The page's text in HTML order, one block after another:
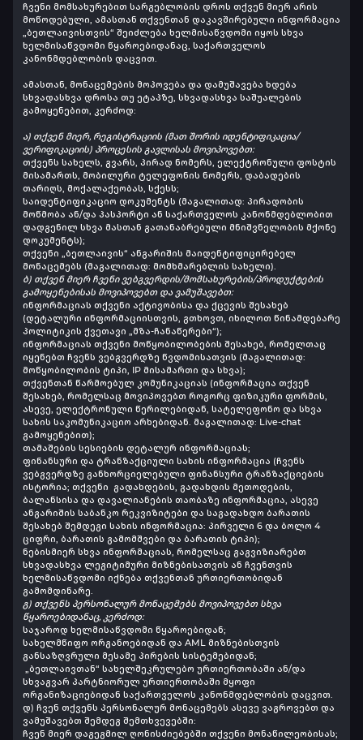
ჩვენი მომსახურებით სარგებლობის დროს თქვენ მიერ არის
მოწოდებული, ამასთან თქვენთან დაკავშირებული ინფორმაცია
„ბეთლაივისთვის“ შეიძლება ხელმისაწვდომი იყოს სხვა
ხელმისაწვდომი წყაროებიდანაც, საქართველოს
კანონმდებლობის დაცვით.
ამასთან, მონაცემების მოპოვება და დამუშავება ხდება
სხვადასხვა დროსა თუ ეტაპზე, სხვადასხვა საშუალების
გამოყენებით, კერძოდ:
ა) თქვენ მიერ, რეგისტრაციის (მათ შორის იდენტიფიკაცია/
ვერიფიკაციის) პროცესის გავლისას მოვიპოვებთ:
თქვენს სახელს, გვარს, პირად ნომერს, ელექტრონული ფოსტის
მისამართს, მობილური ტელეფონის ნომერს, დაბადების
თარიღს, მოქალაქეობას, სქესს;
საიდენტიფიკაციო დოკუმენტს (მაგალითად: პირადობის
მოწმობა ან/და პასპორტი ან საქართველოს კანონმდებლობით
დადგენილ სხვა მასთან გათანაბრებული მნიშვნელობის მქონე
დოკუმენტს);
თქვენი „ბეთლაივის“ ანგარიშის მაიდენტიფიცირებელ
მონაცემებს (მაგალითად: მომხმარებლის სახელი).
ბ) თქვენ მიერ ჩვენი ვებგვერდის/მომსახურების/პროდუქტების
გამოყენებისას მოვიპოვებთ და ვამუშავებთ:
ინფორმაციას თქვენი აქტივობისა და ქცევის შესახებ
(დეტალური ინფორმაციისთვის, გთხოვთ, იხილოთ წინამდებარე
პოლიტიკის ქვეთავი „მზა-ჩანაწერები“);
ინფორმაციას თქვენი მოწყობილობების შესახებ, რომელთაც
იყენებთ ჩვენს ვებგვერდზე წვდომისათვის (მაგალითად:
მოწყობილობის ტიპი, IP მისამართი და სხვა);
თქვენთან წარმოებულ კომუნიკაციას (ინფორმაცია თქვენ
შესახებ, რომელსაც მოვიპოვებთ როგორც ფიზიკური ფორმის,
ასევე, ელექტრონული წერილებიდან, სატელეფონო და სხვა
სახის საკომუნიკაციო არხებიდან. მაგალითად: Live-chat
გამოყენებით);
თამაშების სესიების დეტალურ ინფორმაციას;
ფინანსური და ტრანზაქციული სახის ინფორმაცია (ჩვენს
ვებგვერდზე განხორციელებული ფინანსური ტრანზაქციების
ისტორია; თქვენი გადახდების, გადახდის მეთოდების,
ბალანსისა და დავალიანების თაობაზე ინფორმაცია, ასევე
ანგარიშის საბანკო რეკვიზიტები და საგადახდო ბარათის
შესახებ შემდეგი სახის ინფორმაცია: პირველი 6 და ბოლო 4
ციფრი, ბარათის გამომშვები და ბარათის ტიპი);
ნებისმიერ სხვა ინფორმაციას, რომელსაც გაგვიზიარებთ
სხვადასხვა ლეგიტიმური მიზნებისათვის ან ჩვენთვის
ხელმისაწვდომი იქნება თქვენთან ურთიერთობიდან
გამომდინარე.
გ) თქვენს პერსონალურ მონაცემებს მოვიპოვებთ სხვა
წყაროებიდანაც, კერძოდ:
საჯაროდ ხელმისაწვდომი წყაროებიდან;
სახელმწიფო ორგანოებიდან და AML მიზნებისთვის
განსაზღვრული მესამე პირების სისტემებიდან;
„ბეთლაივთან“ სახელშეკრულებო ურთიერთობაში ან/და
სხვაგვარ პარტნიორულ ურთიერთობაში მყოფი
ორგანიზაციებიდან საქართველოს კანონმდებლობის დაცვით.
დ) ჩვენ თქვენს პერსონალურ მონაცემებს ასევე ვაგროვებთ და
ვამუშავებთ შემდეგ შემთხვევებში:
ჩვენ მიერ დაგეგმილ ღონისძიებებში თქვენი მონაწილეობისას;